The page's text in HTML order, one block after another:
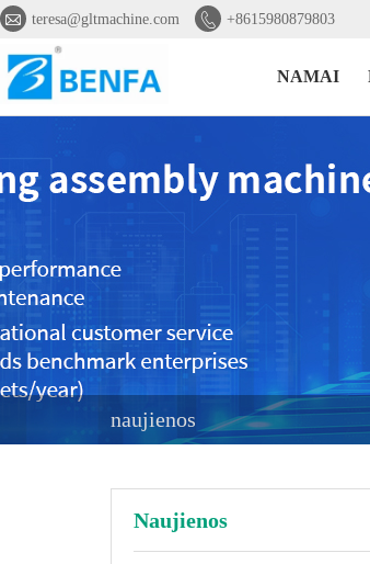
 teresa@gltmachine.com  +8615980879803
NAMAI
naujienos
Naujienos